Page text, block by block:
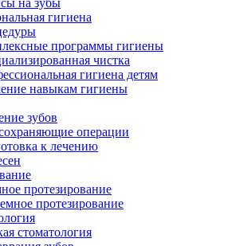
на зубы
гигиена
программы гигиены
чистка
гигиена детям
навыкам гигиены
зубов
операции
к лечению
протезирование
протезирование
стоматология